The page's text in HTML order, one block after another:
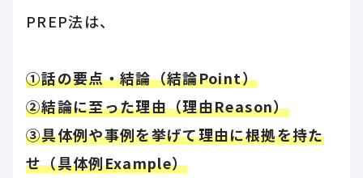
PREP法は、
①話の要点・結論（結論Point）
②結論に至った理由（理由Reason）
③具体例や事例を挙げて理由に根拠を持た
せ（具体例Example）